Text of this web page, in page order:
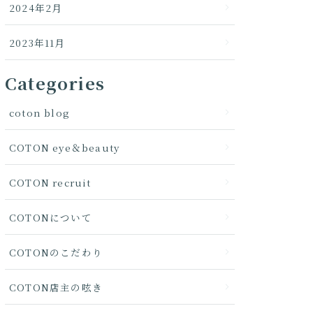
2024年2月
2023年11月
Categories
coton blog
COTON eye＆beauty
COTON recruit
COTONについて
COTONのこだわり
COTON店主の呟き